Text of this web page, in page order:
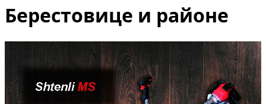
Берестовице и районе